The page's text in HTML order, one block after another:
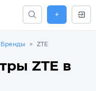
+
Бренды ZTE
ZTE в